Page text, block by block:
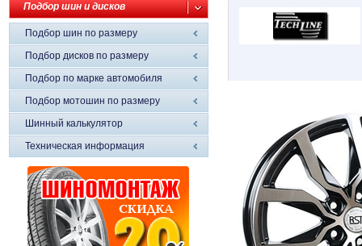
Подбор шин и дисков
Подбор шин по размеру
Подбор дисков по размеру
Подбор по марке автомобиля
Подбор мотошин по размеру
Шинный калькулятор
Техническая информация